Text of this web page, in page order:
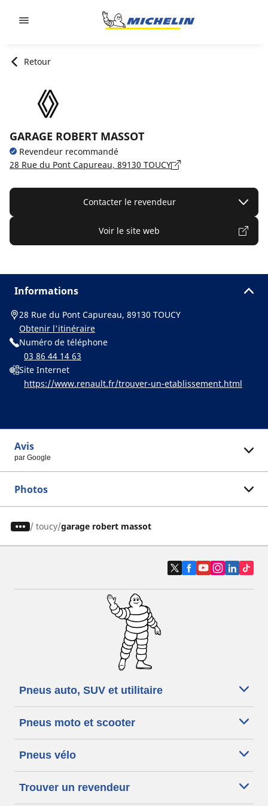
Retour
GARAGE ROBERT MASSOT
Revendeur recommandé
28 Rue du Pont Capureau, 89130 TOUCY
Contacter le revendeur
Voir le site web
Informations
28 Rue du Pont Capureau, 89130 TOUCY
Obtenir l'itinéraire
Numéro de téléphone
03 86 44 14 63
Site Internet
https://www.renault.fr/trouver-un-etablissement.html
Avis
par Google
Photos
/ toucy garage robert massot
Pneus auto, SUV et utilitaire
Pneus moto et scooter
Pneus vélo
Trouver un revendeur